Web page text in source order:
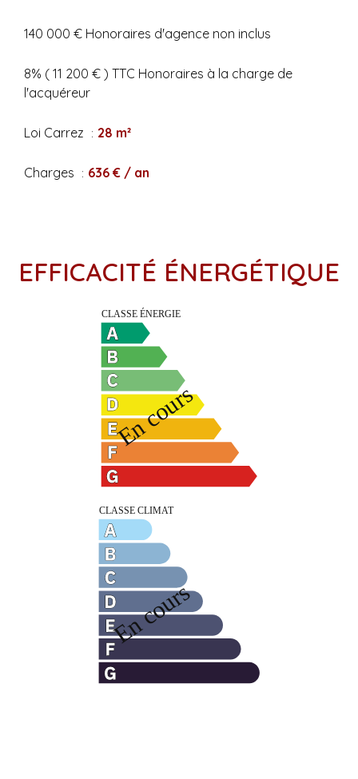
140 000 € Honoraires d'agence non inclus
8% ( 11 200 € ) TTC Honoraires à la charge de
l'acquéreur
Loi Carrez 28 m²
Charges 636 € / an
EFFICACITÉ ÉNERGÉTIQUE